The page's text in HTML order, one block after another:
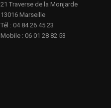
21 Traverse de la Monjarde
13016 Marseille
Tél : 04 84 26 45 23
Mobile : 06 01 28 82 53